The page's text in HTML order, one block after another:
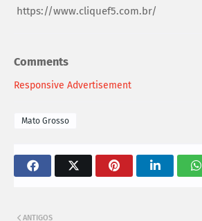
https://www.cliquef5.com.br/
Comments
Responsive Advertisement
Mato Grosso
ANTIGOS